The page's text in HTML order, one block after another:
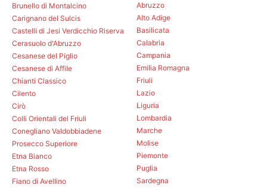
Brunello di Montalcino
Carignano del Sulcis
Castelli di Jesi Verdicchio Riserva
Cerasuolo d'Abruzzo
Cesanese del Piglio
Cesanese di Affile
Chianti Classico
Cilento
Cirò
Colli Orientali del Friuli
Conegliano Valdobbiadene
Prosecco Superiore
Etna Bianco
Etna Rosso
Fiano di Avellino
Abruzzo
Alto Adige
Basilicata
Calabria
Campania
Emilia Romagna
Friuli
Lazio
Liguria
Lombardia
Marche
Molise
Piemonte
Puglia
Sardegna